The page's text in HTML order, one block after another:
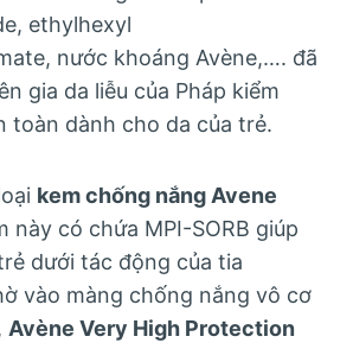
ethylhexyl
nước khoáng Avène,…. đã
gia da liễu của Pháp kiểm
toàn dành cho da của trẻ.
kem chống nắng Avene
này có chứa MPI-SORB giúp
dưới tác động của tia
vào màng chống nắng vô cơ
Avène Very High Protection